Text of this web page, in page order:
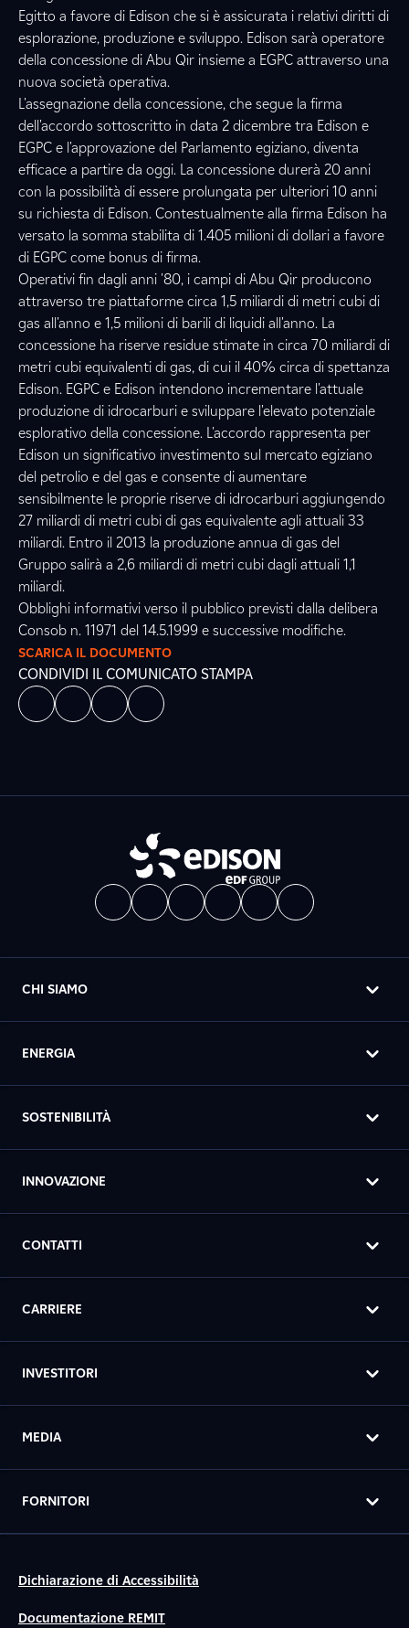
Egitto a favore di Edison che si è assicurata i relativi diritti di
esplorazione, produzione e sviluppo. Edison sarà operatore
della concessione di Abu Qir insieme a EGPC attraverso una
nuova società operativa.
L'assegnazione della concessione, che segue la firma
dell'accordo sottoscritto in data 2 dicembre tra Edison e
EGPC e l'approvazione del Parlamento egiziano, diventa
efficace a partire da oggi. La concessione durerà 20 anni
con la possibilità di essere prolungata per ulteriori 10 anni
su richiesta di Edison. Contestualmente alla firma Edison ha
versato la somma stabilita di 1.405 milioni di dollari a favore
di EGPC come bonus di firma.
Operativi fin dagli anni '80, i campi di Abu Qir producono
attraverso tre piattaforme circa 1,5 miliardi di metri cubi di
gas all'anno e 1,5 milioni di barili di liquidi all'anno. La
concessione ha riserve residue stimate in circa 70 miliardi di
metri cubi equivalenti di gas, di cui il 40% circa di spettanza
Edison. EGPC e Edison intendono incrementare l'attuale
produzione di idrocarburi e sviluppare l'elevato potenziale
esplorativo della concessione. L'accordo rappresenta per
Edison un significativo investimento sul mercato egiziano
del petrolio e del gas e consente di aumentare
sensibilmente le proprie riserve di idrocarburi aggiungendo
27 miliardi di metri cubi di gas equivalente agli attuali 33
miliardi. Entro il 2013 la produzione annua di gas del
Gruppo salirà a 2,6 miliardi di metri cubi dagli attuali 1,1
miliardi.
Obblighi informativi verso il pubblico previsti dalla delibera
Consob n. 11971 del 14.5.1999 e successive modifiche.
SCARICA IL DOCUMENTO
CONDIVIDI IL COMUNICATO STAMPA
CHI SIAMO
ENERGIA
SOSTENIBILITÀ
INNOVAZIONE
CONTATTI
CARRIERE
INVESTITORI
MEDIA
FORNITORI
Dichiarazione di Accessibilità
Documentazione REMIT